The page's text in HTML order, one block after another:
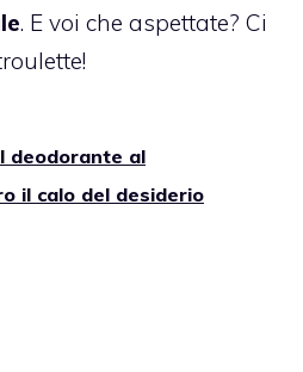
. E voi che aspettate? Ci
deodorante al
il calo del desiderio